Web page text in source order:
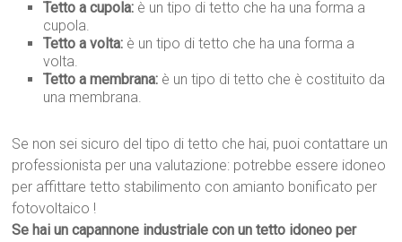
Tetto a cupola: è un tipo di tetto che ha una forma a
cupola.
Tetto a volta: è un tipo di tetto che ha una forma a
volta.
Tetto a membrana: è un tipo di tetto che è costituito da
una membrana.
Se non sei sicuro del tipo di tetto che hai, puoi contattare un
professionista per una valutazione: potrebbe essere idoneo
per affittare tetto stabilimento con amianto bonificato per
fotovoltaico !
Se hai un capannone industriale con un tetto idoneo per